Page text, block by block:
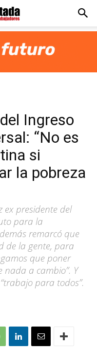
Ingreso
“No es
si
la pobreza
ex presidente del
para la
remarcó que
de la gente, para
que poner
nada a cambio”. Y
para todos”.